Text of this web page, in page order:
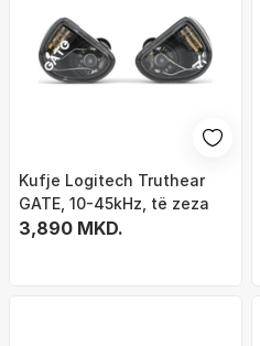
Kufje Logitech Truthear
GATE, 10-45kHz, të zeza
3,890 MKD.